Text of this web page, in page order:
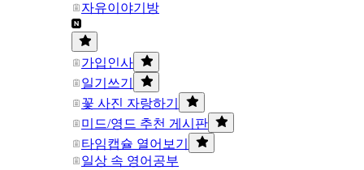
자유이야기방
가입인사
일기쓰기
꽃 사진 자랑하기
미드/영드 추천 게시판
타임캡슐 열어보기
일상 속 영어공부